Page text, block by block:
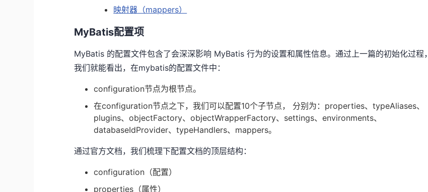
映射器（mappers）
MyBatis配置项
MyBatis 的配置文件包含了会深深影响 MyBatis 行为的设置和属性信息。通过上一篇的初始化过程，
我们就能看出，在mybatis的配置文件中：
configuration节点为根节点。
在configuration节点之下，我们可以配置10个子节点， 分别为：properties、typeAliases、
plugins、objectFactory、objectWrapperFactory、settings、environments、
databaseIdProvider、typeHandlers、mappers。
通过官方文档，我们梳理下配置文档的顶层结构：
configuration（配置）
properties（属性）